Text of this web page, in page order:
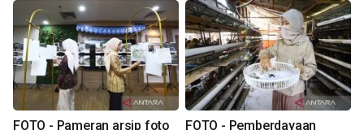
FOTO - Pameran arsip foto
FOTO - Pemberdayaan